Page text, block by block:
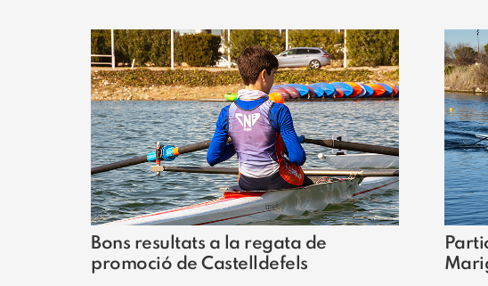
Bons resultats a la regata de
promoció de Castelldefels